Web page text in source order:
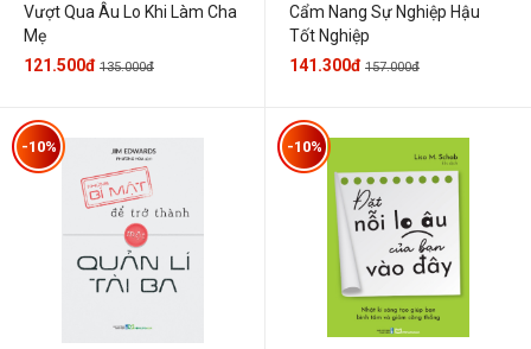
Vượt Qua Âu Lo Khi Làm Cha
Mẹ
121.500đ 135.000đ
Cẩm Nang Sự Nghiệp Hậu
Tốt Nghiệp
141.300đ 157.000đ
-10% -10%